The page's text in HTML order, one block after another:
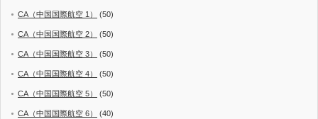
CA（中国国際航空 1） (50)
CA（中国国際航空 2） (50)
CA（中国国際航空 3） (50)
CA（中国国際航空 4） (50)
CA（中国国際航空 5） (50)
CA（中国国際航空 6） (40)